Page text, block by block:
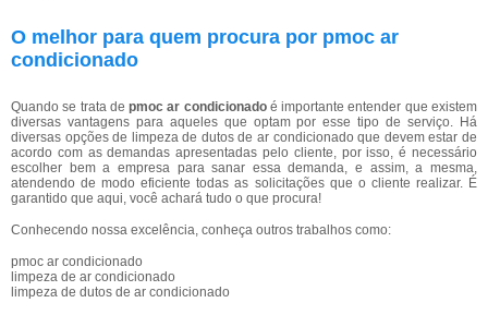
O melhor para quem procura por pmoc ar
condicionado
Quando se trata depmoc ar condicionadoé importante entender que existem
diversas vantagens para aqueles que optam por esse tipo de serviço. Há
diversas opções de limpeza de dutos de ar condicionado que devem estar de
acordo com as demandas apresentadas pelo cliente, por isso, é necessário
escolher bem a empresa para sanar essa demanda, e assim, a mesma,
atendendo de modo eficiente todas as solicitações que o cliente realizar. É
garantido que aqui, você achará tudo o que procura!
Conhecendo nossa excelência, conheça outros trabalhos como:
pmoc ar condicionado
limpeza de ar condicionado
limpeza de dutos de ar condicionado